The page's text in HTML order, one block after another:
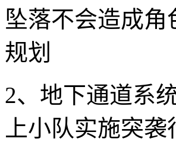
坠落不会造成
规划
2、地下通道系
上小队实施突